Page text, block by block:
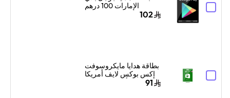
الإمارات 100 درهم
إماراتي إرسال الكود102
بطاقة هدايا مايكروسوفت
إكس بوكس لايف أمريكا
91